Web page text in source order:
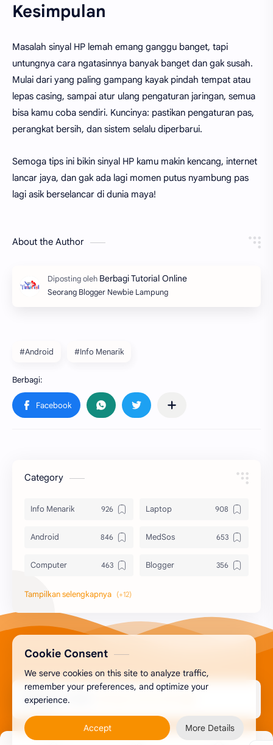
Kesimpulan
Masalah sinyal HP lemah emang ganggu banget, tapi
untungnya cara ngatasinnya banyak banget dan gak susah.
Mulai dari yang paling gampang kayak pindah tempat atau
lepas casing, sampai atur ulang pengaturan jaringan, semua
bisa kamu coba sendiri. Kuncinya: pastikan pengaturan pas,
perangkat bersih, dan sistem selalu diperbarui.
Semoga tips ini bikin sinyal HP kamu makin kencang, internet
lancar jaya, dan gak ada lagi momen putus nyambung pas
lagi asik berselancar di dunia maya!
About the Author
Seorang Blogger Newbie Lampung
#Android #Info Menarik
Category
Info Menarik Laptop
Android MedSos
Computer Blogger
Komputer
Epson
Canon
Content Placement iPhone
CoralDraw
Giveaway
Copyright ©
Cookie Consent
We serve cookies on this site to analyze traffic,
remember your preferences, and optimize your
experience.
Accept More Details